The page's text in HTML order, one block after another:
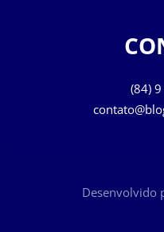
(84)
Desenvolvido